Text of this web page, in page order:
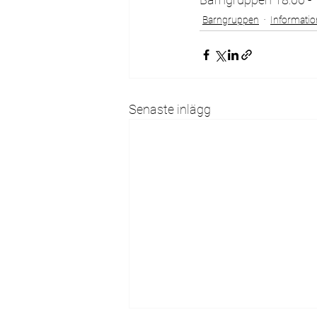
Barngruppen
Senaste inlägg